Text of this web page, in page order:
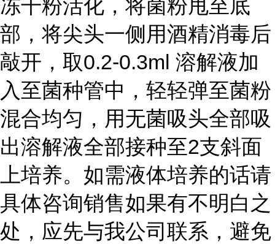
冻干粉活化，将菌粉甩至底
部，将尖头一侧用酒精消毒后
敲开，取0.2-0.3ml 溶解液加
入至菌种管中，轻轻弹至菌粉
混合均匀，用无菌吸头全部吸
出溶解液全部接种至2支斜面
上培养。如需液体培养的话请
具体咨询销售如果有不明白之
处，应先与我公司联系，避免